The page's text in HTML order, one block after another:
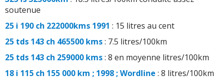
soutenue
25 i 190 ch 222000kms 1991 : 15 litres au cent
25 tds 143 ch 465500 kms: 7.5 litres/100km
25 tds 143 ch 259000 kms: 8 en moyenne litres/100km
18 i 115 ch 155 000 km ; 1998 ; Wordline : 8 litres/100km